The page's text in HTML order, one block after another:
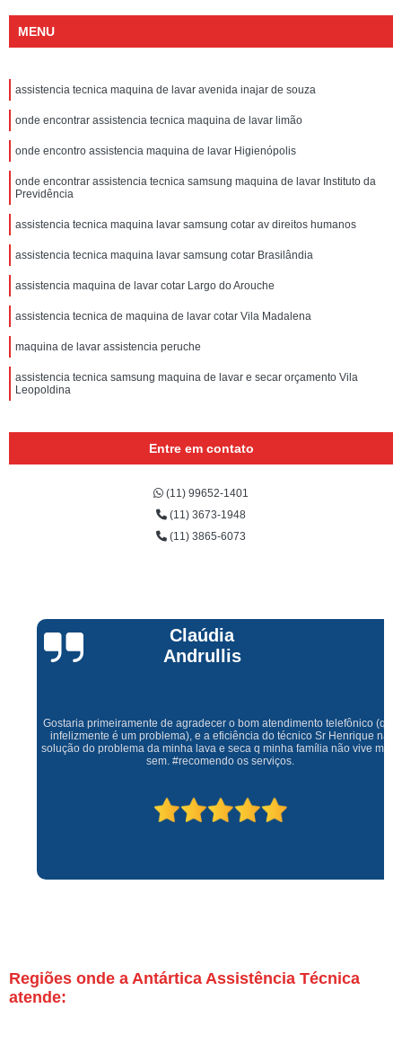
MENU
assistencia tecnica maquina de lavar avenida inajar de souza
onde encontrar assistencia tecnica maquina de lavar limão
onde encontro assistencia maquina de lavar Higienópolis
onde encontrar assistencia tecnica samsung maquina de lavar Instituto da
Previdência
assistencia tecnica maquina lavar samsung cotar av direitos humanos
assistencia tecnica maquina lavar samsung cotar Brasilândia
assistencia maquina de lavar cotar Largo do Arouche
assistencia tecnica de maquina de lavar cotar Vila Madalena
maquina de lavar assistencia peruche
assistencia tecnica samsung maquina de lavar e secar orçamento Vila
Leopoldina
Entre em contato
(11) 99652-1401
(11) 3673-1948
(11) 3865-6073
Claúdia
Andrullis
Gostaria primeiramente de agradecer o bom atendimento telefônico (q hj
infelizmente é um problema), e a eficiência do técnico Sr Henrique na
solução do problema da minha lava e seca q minha família não vive mais
sem. #recomendo os serviços.
Regiões onde a Antártica Assistência Técnica
atende: